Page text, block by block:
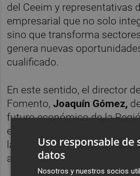
del Ceeim y representativas
empresarial que no solo
sino que transforma
genera nuevas
cualificado.
En este sentido, el director
Fomento, Joaquín Gómez,
futuro económico de la
escribe hoy desde la
la capacidad de las empresas
anticiparse a los desafíos
Uso responsable de
datos
Nosotros y nuestros socios